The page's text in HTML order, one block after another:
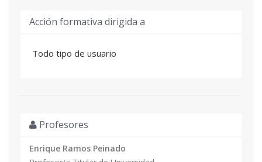
Acción formativa dirigida a
Todo tipo de usuario
Profesores
Enrique Ramos Peinado